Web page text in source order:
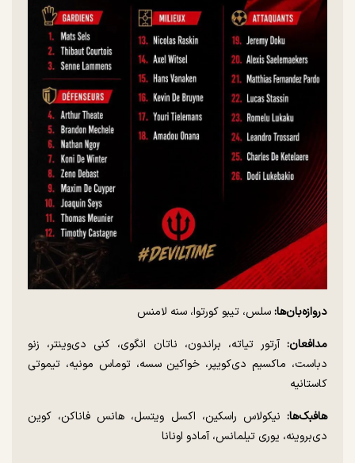
دروازه‌بان‌ها:سلس، تیبو کورتوا، سنه لامنس
مدافعان: آرتور تیاته، براندون، ناتان انگوی، کنی دی‌وینتر، زنو
دباست، ماکسیم دی‌کویپر، خواکین سسه، توماس مونیه، تیموتی
کاستانیه
هافبک‌ها: نیکولاس راسکین، اکسل ویتسل، هانس فاناکن، کوین
دی‌بروینه، یوری تیلمانس، آمادو اونانا